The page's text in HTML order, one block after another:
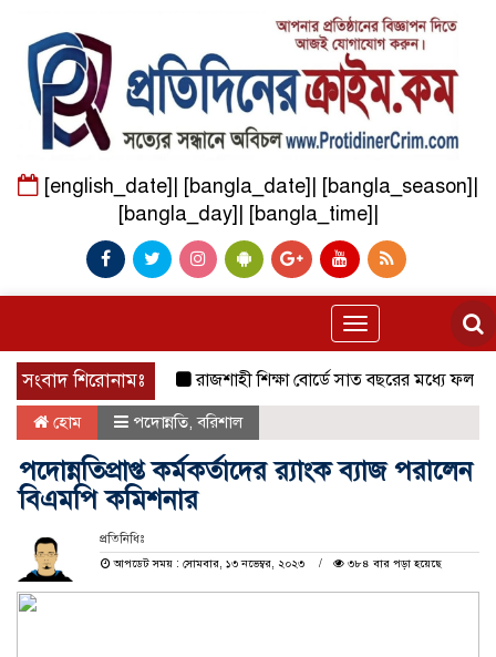
[english_date]| [bangla_date]| [bangla_season]|
[bangla_day]| [bangla_time]|
Toggle
navigation
সংবাদ শিরোনামঃ রাজশাহী শিক্ষা বোর্ডে সাত বছরের মধ্যে ফলাফলে
হোম পদোন্নতি ,বরিশাল
পদোন্নতিপ্রাপ্ত কর্মকর্তাদের র‍্যাংক ব্যাজ পরালেন
বিএমপি কমিশনার
প্রতিনিধিঃ
আপডেট সময় : সোমবার, ১৩ নভেম্বর, ২০২৩
৩৮৪ বার পড়া হয়েছে